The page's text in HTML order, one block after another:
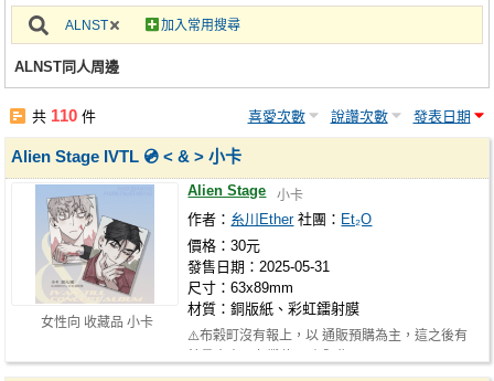
會員功能選單
註冊會員
ALNST 加入常用搜尋
ALNST同人周邊
共 110 件 喜愛次數 說讚次數 發表日期
女性向 收藏品 小卡
Alien Stage IVTL 💿 < & > 小卡
Alien Stage 小卡
作者： 糸川Ether 社團： Et₂O
價格：30元
發售日期：2025-05-31
尺寸：63x89mm
材質：銅版紙、彩虹鐳射膜
⚠️布榖町沒有報上，以 通販預購為主，這之後有